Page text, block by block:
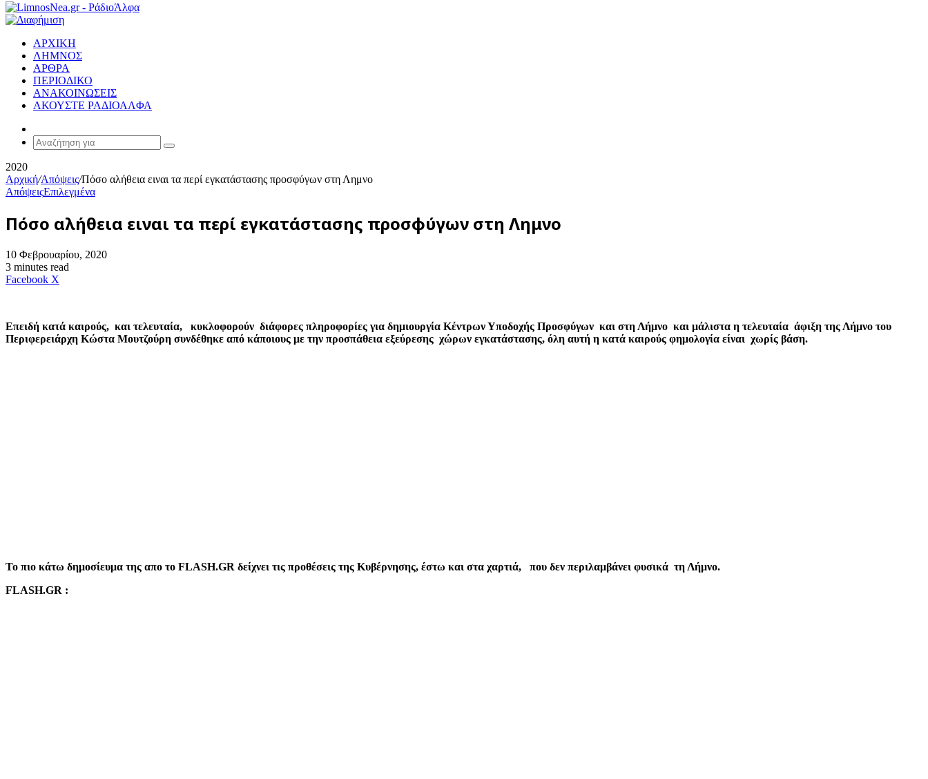
ΑΡΧΙΚΗ
ΛΗΜΝΟΣ
ΑΡΘΡΑ
ΠΕΡΙΟΔΙΚΟ
ΑΝΑΚΟΙΝΩΣΕΙΣ
ΑΚΟΥΣΤΕ ΡΑΔΙΟΑΛΦΑ
Article
Αναζήτηση
2020
Αρχική/Απόψεις/Πόσο αλήθεια ειναι τα περί εγκατάστασης προσφύγων στη Λημνο
ΑπόψειςΕπιλεγμένα
Πόσο αλήθεια ειναι τα περί εγκατάστασης προσφύγων στη Λημνο
10 Φεβρουαρίου, 2020
3 minutes read
Facebook X
Επειδή κατά καιρούς, και τελευταία, κυκλοφορούν διάφορες πληροφορίες για δημιουργία Κέντρων Υποδοχής Προσφύγων και στη Λήμνο και μάλιστα η τελευταία άφιξη της Λήμνο του
Περιφερειάρχη Κώστα Μουτζούρη συνδέθηκε από κάποιους με την προσπάθεια εξεύρεσης χώρων εγκατάστασης, όλη αυτή η κατά καιρούς φημολογία είναι χωρίς βάση.
Το πιο κάτω δημοσίευμα της απο το FLASH.GR δείχνει τις προθέσεις της Κυβέρνησης, έστω και στα χαρτιά, που δεν περιλαμβάνει φυσικά τη Λήμνο.
FLASH.GR :